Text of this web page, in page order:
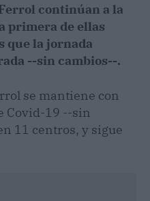
continúan a la
primera de ellas
que la jornada
--sin cambios--.
se mantiene con
Covid-19 --sin
11 centros, y sigue